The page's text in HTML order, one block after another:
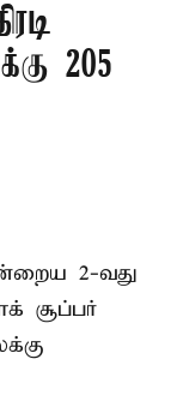
205
2-வது
சூப்பர்